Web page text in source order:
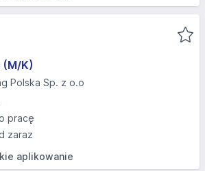
K)
Polska Sp. z o.o
pracę
zaraz
aplikowanie